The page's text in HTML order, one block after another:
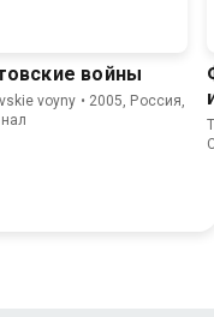
войны
• 2005, Россия,